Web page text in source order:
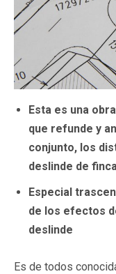
Esta es una
que refunde y
conjunto, los
deslinde de
Especial
de los efectos
deslinde
Es de todos